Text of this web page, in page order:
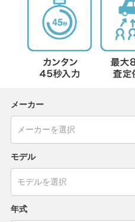
メーカー
モデル
年式